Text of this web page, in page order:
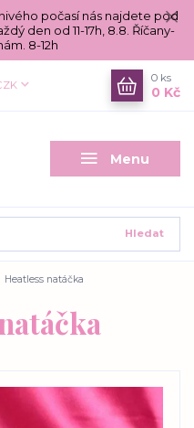
počasí nás najdete pod
den od 11-17h, 8.8. Říčany-
8-12h
Menu
Hledat
0 ks
0 Kč
Heatless natáčka